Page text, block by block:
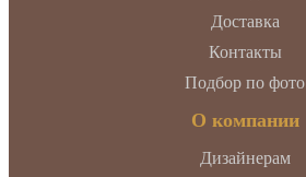
Доставка
Контакты
Подбор по фото
О компании
Дизайнерам